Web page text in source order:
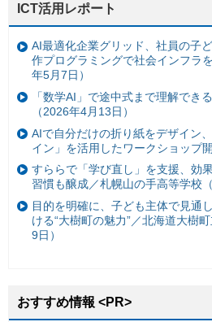
ICT活用レポート
AI最適化企業グリッド、社員の子
作プログラミングで社会インフラ
年5月7日）
「数学AI」で途中式まで理解でき
（2026年4月13日）
AIで自分だけの折り紙をデザイン
イン」を活用したワークショップ
すららで「学び直し」を支援、効
習慣も醸成／札幌山の手高等学校
目的を明確に、子ども主体で見通
ける“大樹町の魅力”／北海道大樹
9日）
おすすめ情報 <PR>